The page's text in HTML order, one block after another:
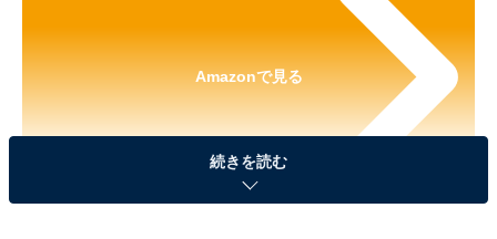
Amazonで見る
続きを読む